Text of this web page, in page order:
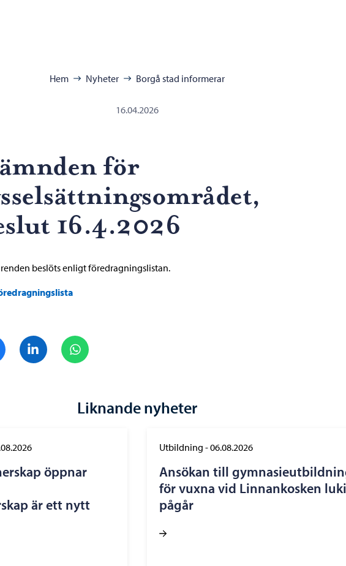
Hem Nyheter Borgå stad informerar
16.04.2026
för
16.4.2026
beslöts enligt föredragningslistan.
Dela på FacebookDela på LinkedIn
Liknande nyheter
öppnar
är ett nytt
Utbildning -06.08.2026
Ansökan till
för vuxna vid Linnankosken
pågår